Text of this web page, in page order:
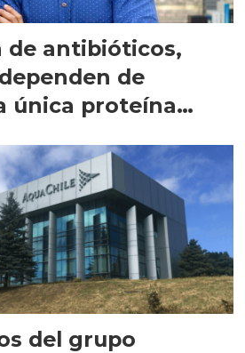
de antibióticos,
de
única proteína
del grupo